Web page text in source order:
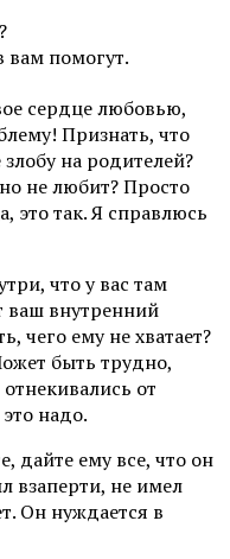
вам помогут.
сердце любовью,
Признать, что
на родителей?
не любит? Просто
это так. Я справлюсь
что у вас там
ваш внутренний
чего ему не хватает?
быть трудно,
от
надо.
дайте ему все, что он
взаперти, не имел
Он нуждается в